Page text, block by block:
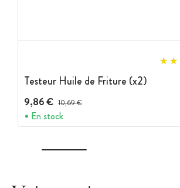
Testeur Huile de Friture (x2)
9,86 € Prix avant réduction :
10,69 €
En stock